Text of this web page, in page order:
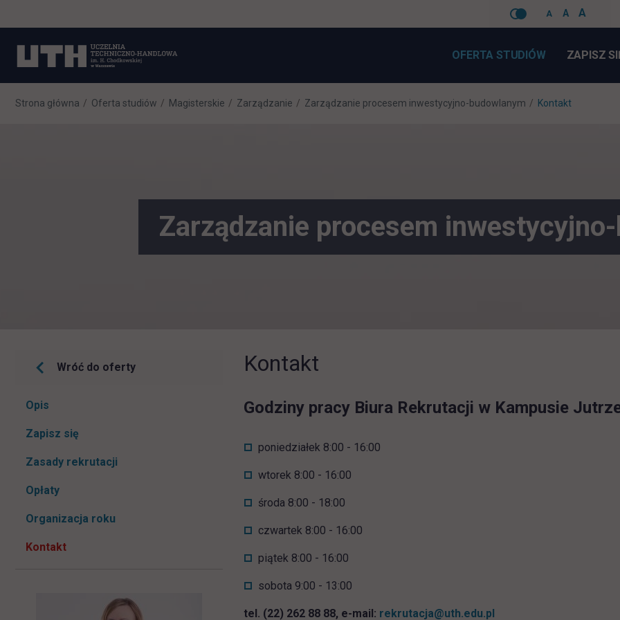
A A
A
nawigacje
OFERTA STUDIÓW ZAPISZ
Strona główna Oferta studiów Magisterskie Zarządzanie Zarządzanie procesem inwestycyjno-budowlanym Kontakt
Zarządzanie procesem
Wróć do oferty
Pomiń
Opis
Zapisz się
Zasady rekrutacji
Opłaty
Organizacja roku
Kontakt
Kontakt
Godziny pracy Biura Rekrutacji w Kampusie
poniedziałek 8:00 - 16:00
wtorek 8:00 - 16:00
środa 8:00 - 18:00
czwartek 8:00 - 16:00
piątek 8:00 - 16:00
sobota 9:00 - 13:00
tel. (22) 262 88 88, e-mail: rekrutacja@uth.edu.pl